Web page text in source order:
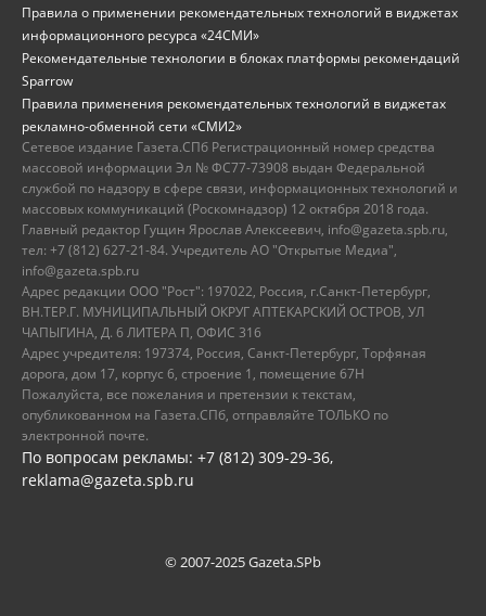
Правила о применении рекомендательных технологий в виджетах
информационного ресурса «24СМИ»
Рекомендательные технологии в блоках платформы рекомендаций
Sparrow
Правила применения рекомендательных технологий в виджетах
рекламно-обменной сети «СМИ2»
Сетевое издание Газета.СПб Регистрационный номер средства
массовой информации Эл № ФС77-73908 выдан Федеральной
службой по надзору в сфере связи, информационных технологий и
массовых коммуникаций (Роскомнадзор) 12 октября 2018 года.
Главный редактор Гущин Ярослав Алексеевич, info@gazeta.spb.ru,
тел: +7 (812) 627-21-84. Учредитель АО "Открытые Медиа",
info@gazeta.spb.ru
Адрес редакции ООО "Рост": 197022, Россия, г.Санкт-Петербург,
ВН.ТЕР.Г. МУНИЦИПАЛЬНЫЙ ОКРУГ АПТЕКАРСКИЙ ОСТРОВ, УЛ
ЧАПЫГИНА, Д. 6 ЛИТЕРА П, ОФИС 316
Адрес учредителя: 197374, Россия, Санкт-Петербург, Торфяная
дорога, дом 17, корпус 6, строение 1, помещение 67Н
Пожалуйста, все пожелания и претензии к текстам,
опубликованном на Газета.СПб, отправляйте ТОЛЬКО по
электронной почте.
По вопросам рекламы: +7 (812) 309-29-36,
reklama@gazeta.spb.ru
© 2007-2025 Gazeta.SPb